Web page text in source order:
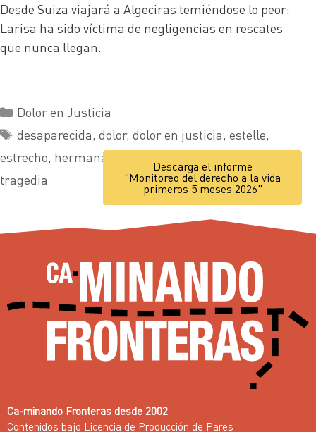
Desde Suiza viajará a Algeciras temiéndose lo peor:
Larisa ha sido víctima de negligencias en rescates
que nunca llegan.
Dolor en Justicia
desaparecida, dolor, dolor en justicia, estelle,
estrecho, hermana
tragedia
Descarga el informe
"Monitoreo del derecho a la vida
primeros 5 meses 2026"
Ca-minando Fronteras desde 2002
Contenidos bajo Licencia de Producción de Pares